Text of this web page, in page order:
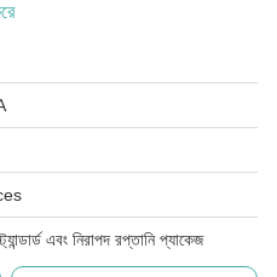
এবং নিরাপদ রপ্তানি প্যাকেজ